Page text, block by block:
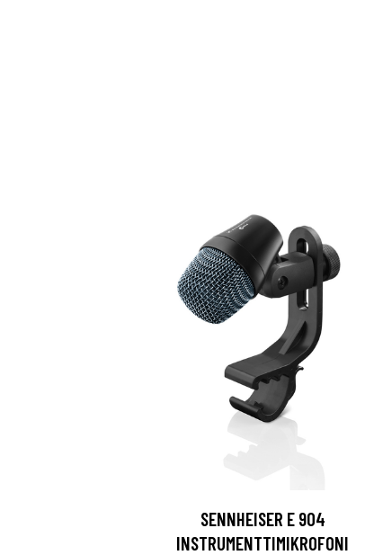
SENNHEISER E 904
INSTRUMENTTIMIKROFONI